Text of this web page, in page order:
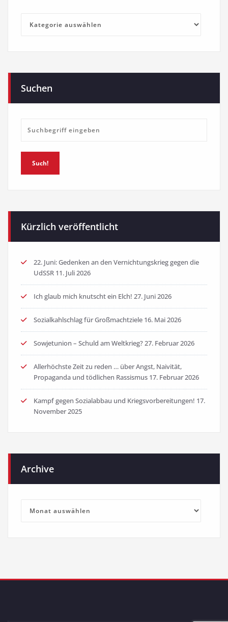
Kategorien
Suchen
Such!
Kürzlich veröffentlicht
22. Juni: Gedenken an den Vernichtungskrieg gegen die
UdSSR 11. Juli 2026
Ich glaub mich knutscht ein Elch! 27. Juni 2026
Sozialkahlschlag für Großmachtziele 16. Mai 2026
Sowjetunion – Schuld am Weltkrieg?27. Februar 2026
Allerhöchste Zeit zu reden … über Angst, Naivität,
Propaganda und tödlichen Rassismus 17. Februar 2026
Kampf gegen Sozialabbau und Kriegsvorbereitungen! 17.
November 2025
Archive